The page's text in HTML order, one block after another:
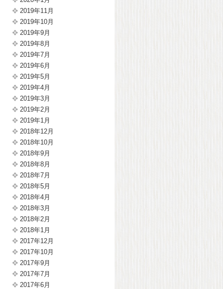
2019年11月
2019年10月
2019年9月
2019年8月
2019年7月
2019年6月
2019年5月
2019年4月
2019年3月
2019年2月
2019年1月
2018年12月
2018年10月
2018年9月
2018年8月
2018年7月
2018年5月
2018年4月
2018年3月
2018年2月
2018年1月
2017年12月
2017年10月
2017年9月
2017年7月
2017年6月